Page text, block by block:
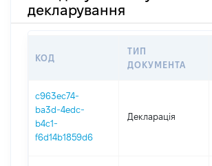
декларування
КОД
ТИП
ДОКУМЕНТА
c963ec74-
ba3d-4edc-
b4c1-
f6d14b1859d6
Декларація